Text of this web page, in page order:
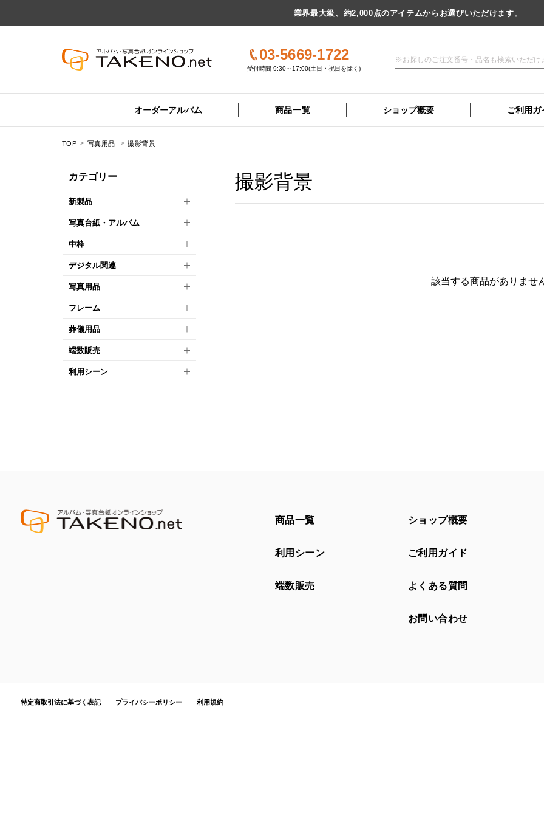
業界最大級、約2,000点のアイテムからお選びいただけます。
03-5669-1722
受付時間 9:30～17:00(土日・祝日を除く)
オーダーアルバム 商品一覧 ショップ概要 ご利用ガ
TOP 写真用品 撮影背景
カテゴリー
新製品
写真台紙・アルバム
中枠
デジタル関連
写真用品
フレーム
葬儀用品
端数販売
利用シーン
撮影背景
該当する商品がありませ
商品一覧
利用シーン
端数販売
ショップ概要
ご利用ガイド
よくある質問
お問い合わせ
特定商取引法に基づく表記 プライバシーポリシー 利用規約